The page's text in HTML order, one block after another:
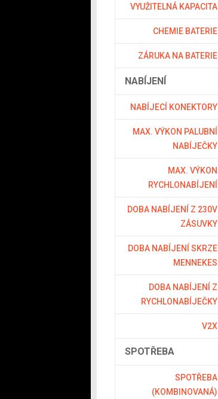
VYUŽITELNÁ KAPACITA
CHEMIE BATERIE
ZÁRUKA NA BATERIE
NABÍJENÍ
NABÍJECÍ KONEKTORY
MAX. VÝKON PALUBNÍ
NABÍJEČKY
MAX. VÝKON
RYCHLONABÍJENÍ
DOBA NABÍJENÍ Z 230V
ZÁSUVKY
DOBA NABÍJENÍ SKRZE
MENNEKES
DOBA NABÍJENÍ Z
RYCHLONABÍJEČKY
V2X
SPOTŘEBA
SPOTŘEBA
(KOMBINOVANÁ)